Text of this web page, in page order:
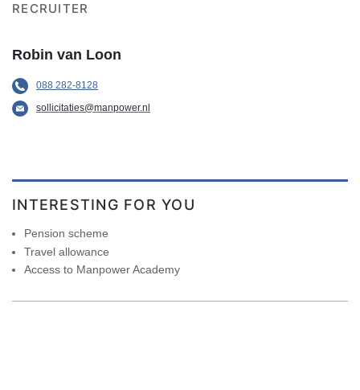
RECRUITER
Robin van Loon
088 282-8128
sollicitaties@manpower.nl
INTERESTING FOR YOU
Pension scheme
Travel allowance
Access to Manpower Academy